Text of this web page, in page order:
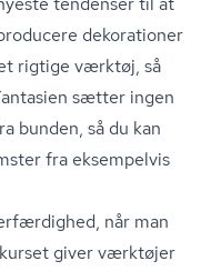
dekorationer
rigtige værktøj, så
sætter ingen
bunden, så du kan
fra eksempelvis
når man
giver værktøjer